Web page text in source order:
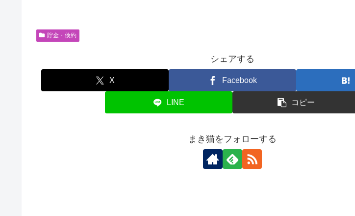
貯金・倹約
シェアする
X Facebook
LINE コピー
まき猫をフォローする